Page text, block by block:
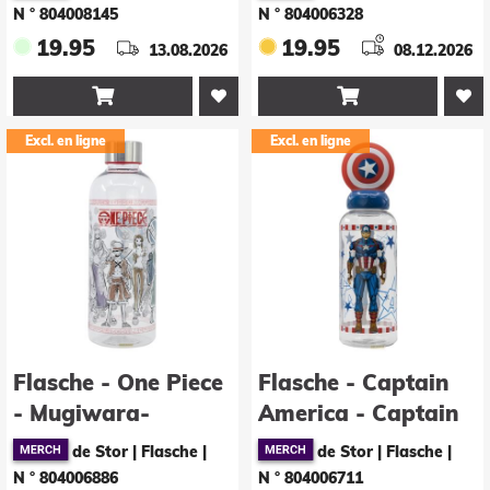
N ° 804008145
19.95 13.08.2026

N ° 804006328
19.95 08.12.2026

Excl. en ligne
Flasche - One Piece
- Mugiwara-
Piratenbande
de Stor | Flasche
N ° 804006886
Excl. en ligne
Flasche - Captain
America - Captain
Americade Stor | Flasche
N ° 804006711